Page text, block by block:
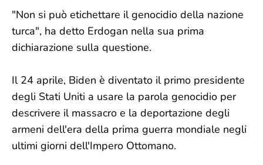
"Non si può etichettare il genocidio della nazione
turca", ha detto Erdogan nella sua prima
dichiarazione sulla questione.
Il 24 aprile, Biden è diventato il primo presidente
degli Stati Uniti a usare la parola genocidio per
descrivere il massacro e la deportazione degli
armeni dell'era della prima guerra mondiale negli
ultimi giorni dell'Impero Ottomano.